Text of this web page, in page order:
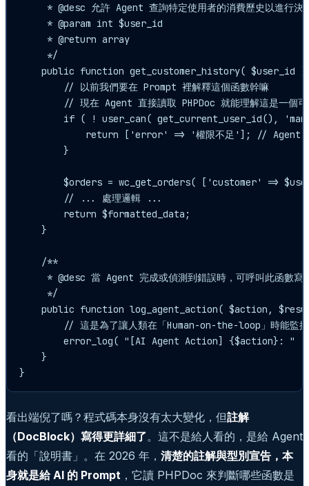
* @desc 允許 Agent 查詢特定使用者的消費歷史以進行決
     * @param int $user_id
     * @return array
     */
public function get_customer_history( $user_id )
        // 以前我們要在 Prompt 裡解釋這個函數幹嘛
// 現在 Agent 直接讀取 PHPDoc 就能理解這是一個可
if ( ! user_can( get_current_user_id(),
return ['error' => '權限不足']; // Agent
        }
$orders = wc_get_orders( ['customer' =>
        // ... 處理邏輯 ...
        return $formatted_data;
    }
    /**
* @desc 當 Agent 完成或偵測到錯誤時，可呼叫此函數寫
     */
public function log_agent_action( $action,
// 這是為了讓人類在「Human-on-the-loop」時能監
error_log( "[AI Agent Action] {$action}: "
    }
}
看出端倪了嗎？程式碼本身沒有太大變化，但註解
（DocBlock）寫得更詳細了。這不是給人看的，是給 Agent
看的「說明書」。在 2026 年， 清楚的註解與型別宣告，本
身就是給 AI 的 Prompt ，它讀 PHPDoc 來判斷哪些函數是